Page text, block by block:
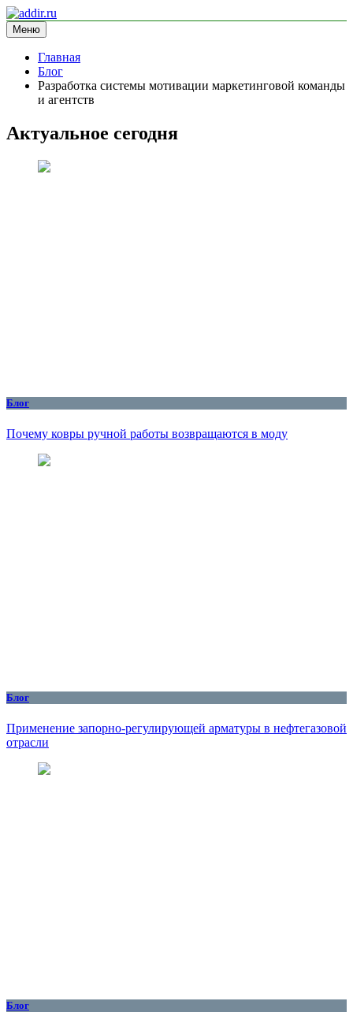
Перейти
к
содержимому
addir.ru
блог про маркетинг
Меню
Главная
Блог
Разработка системы мотивации маркетинговой команды
и агентств
Актуальное сегодня
Блог
Почему ковры ручной работы возвращаются в моду
Блог
Применение запорно-регулирующей арматуры в нефтегазовой
отрасли
Блог